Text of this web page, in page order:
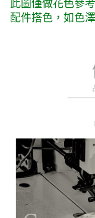
此圖僅做花色參考
配件搭色，如色